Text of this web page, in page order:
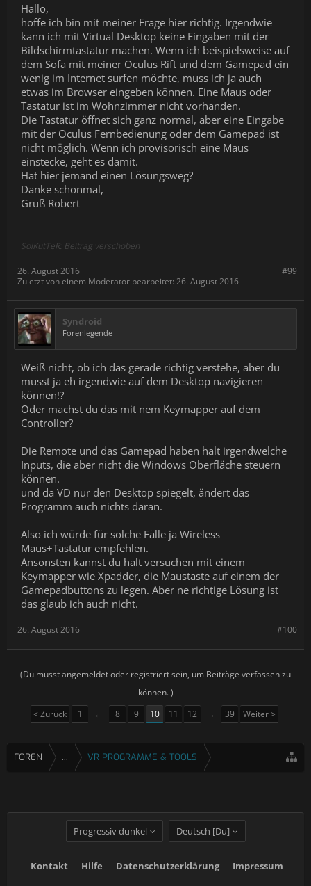
Hallo,
hoffe ich bin mit meiner Frage hier richtig. Irgendwie
kann ich mit Virtual Desktop keine Eingaben mit der
Bildschirmtastatur machen. Wenn ich beispielsweise auf
dem Sofa mit meiner Oculus Rift und dem Gamepad ein
wenig im Internet surfen möchte, muss ich ja auch
etwas im Browser eingeben können. Eine Maus oder
Tastatur ist im Wohnzimmer nicht vorhanden.
Die Tastatur öffnet sich ganz normal, aber eine Eingabe
mit der Oculus Fernbedienung oder dem Gamepad ist
nicht möglich. Wenn ich provisorisch eine Maus
einstecke, geht es damit.
Hat hier jemand einen Lösungsweg?
Danke schonmal,
Gruß Robert
SolKutTeR: Beitrag verschoben
#99
26. August 2016
Zuletzt von einem Moderator bearbeitet: 26. August 2016
Syndroid
Forenlegende
Weiß nicht, ob ich das gerade richtig verstehe, aber du
musst ja eh irgendwie auf dem Desktop navigieren
können!?
Oder machst du das mit nem Keymapper auf dem
Controller?
Die Remote und das Gamepad haben halt irgendwelche
Inputs, die aber nicht die Windows Oberfläche steuern
können.
und da VD nur den Desktop spiegelt, ändert das
Programm auch nichts daran.
Also ich würde für solche Fälle ja Wireless
Maus+Tastatur empfehlen.
Ansonsten kannst du halt versuchen mit einem
Keymapper wie Xpadder, die Maustaste auf einem der
Gamepadbuttons zu legen. Aber ne richtige Lösung ist
das glaub ich auch nicht.
#100
26. August 2016
(Du musst angemeldet oder registriert sein, um Beiträge verfassen zu
können. )
< Zurück
1 ← 8 9 10 11 12 → 39 Weiter >
FOREN ... VR PROGRAMME & TOOLS
Progressiv dunkel Deutsch [Du]
Kontakt Hilfe Datenschutzerklärung Impressum